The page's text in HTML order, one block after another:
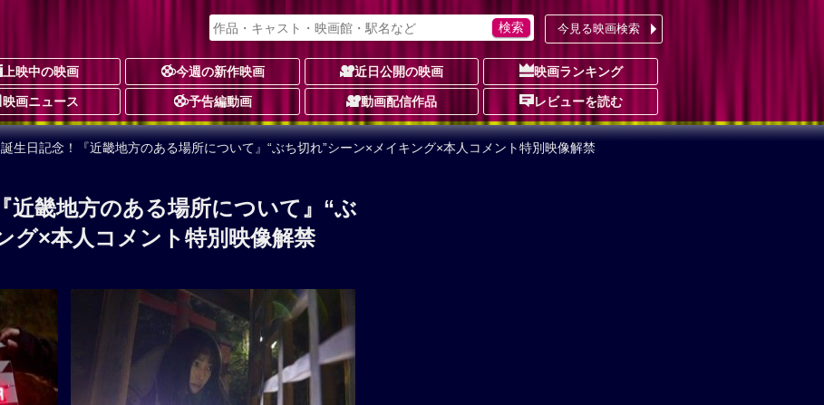
今見る映画検索
上映中の映画 今週の新作映画 近日公開の映画 映画ランキング
映画ニュース 予告編動画 動画配信作品 レビューを読む
生日記念！『近畿地方のある場所について』“ぶち切れ”シーン×メイキング×本人コメント特別映像解禁
近畿地方のある場所について』“ぶ
グ×本人コメント特別映像解禁